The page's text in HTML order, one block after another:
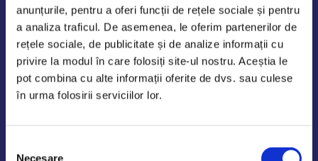
anunțurile, pentru a oferi funcții de rețele sociale și pentru
a analiza traficul. De asemenea, le oferim partenerilor de
rețele sociale, de publicitate și de analize informații cu
privire la modul în care folosiți site-ul nostru. Aceștia le
pot combina cu alte informații oferite de dvs. sau culese
în urma folosirii serviciilor lor.
Necesare
Program de lucru
Luni - Vineri: 09:00-18:00
Sambata - Duminica: 10:00-14:00